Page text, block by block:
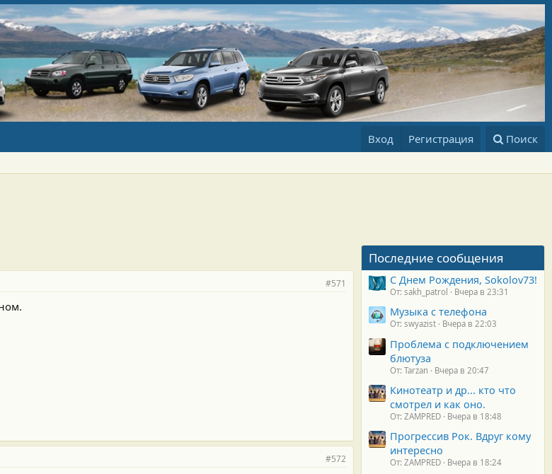
Вход Регистрация Поиск
#571
#572
Последние сообщения
С Днем Рождения, Sokolov73!
От: sakh_patrol Вчера в 23:31
Музыка с телефона
От: swyazist Вчера в 22:03
Проблема с подключением
блютуза
От: Tarzan Вчера в 20:47
Кинотеатр и др... кто что
смотрел и как оно.
От: ZAMPRED Вчера в 18:48
Прогрессив Рок. Вдруг кому
интересно
От: ZAMPRED Вчера в 18:24